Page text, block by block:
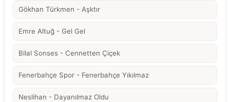
Gökhan Türkmen - Aşktır
Emre Altuğ - Gel Gel
Bilal Sonses - Cennetten Çiçek
Fenerbahçe Spor - Fenerbahçe Yıkılmaz
Neslihan - Dayanılmaz Oldu